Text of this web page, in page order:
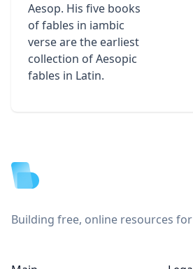
Aesop. His five books
of fables in iambic
verse are the earliest
collection of Aesopic
fables in Latin.
Building free, online resources